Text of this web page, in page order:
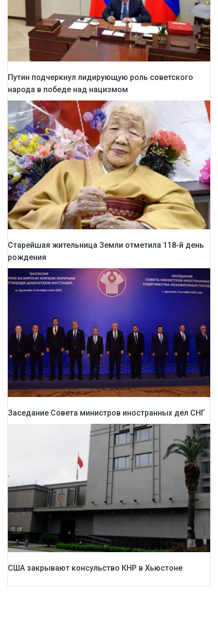
Путин подчеркнул лидирующую роль советского
народа в победе над нацизмом
Старейшая жительница Земли отметила 118-й день
рождения
Заседание Совета министров иностранных дел СНГ
США закрывают консульство КНР в Хьюстоне